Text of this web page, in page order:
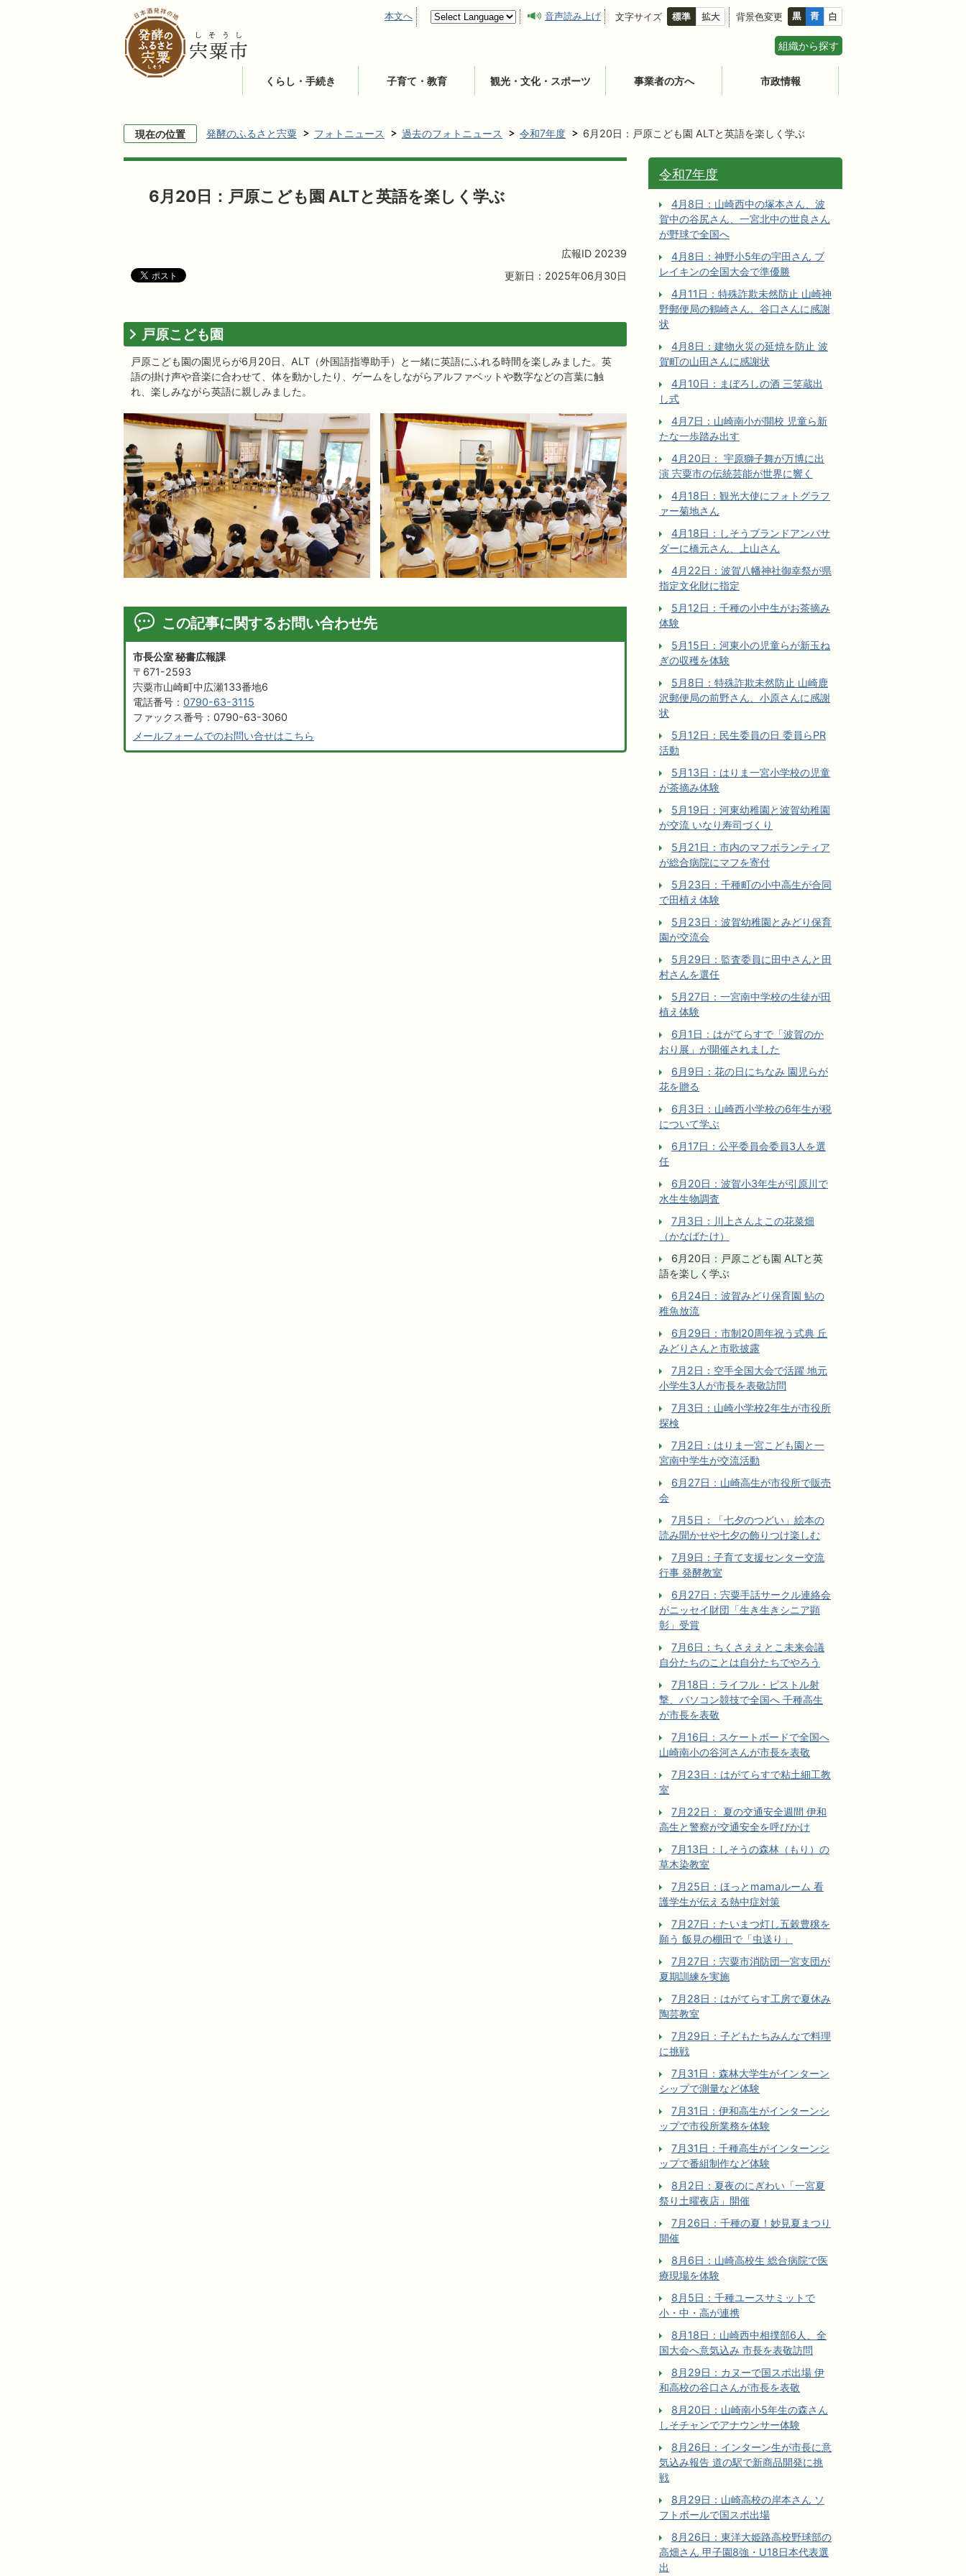
本文へ 音声読み上げ 文字サイズ 背景色変更
組織から探す
くらし・手続き 子育て・教育 観光・文化・スポーツ 事業者の方へ 市政情報
現在の位置 発酵のふるさと宍粟 フォトニュース 過去のフォトニュース 令和7年度 6月20日：戸原こども園 ALTと英語を楽しく学ぶ
6月20日：戸原こども園 ALTと英語を楽しく学ぶ
広報ID 20239
更新日：2025年06月30日
戸原こども園
戸原こども園の園児らが6月20日、ALT（外国語指導助手）と一緒に英語にふれる時間を楽しみました。英
語の掛け声や音楽に合わせて、体を動かしたり、ゲームをしながらアルファベットや数字などの言葉に触
れ、楽しみながら英語に親しみました。
この記事に関するお問い合わせ先
市長公室 秘書広報課
〒671-2593
宍粟市山崎町中広瀬133番地6
電話番号： 0790-63-3115
ファックス番号：0790-63-3060
メールフォームでのお問い合せはこちら
令和7年度
4月8日：山崎西中の塚本さん、波
賀中の谷尻さん、一宮北中の世良さん
が野球で全国へ
4月8日：神野小5年の宇田さん ブ
レイキンの全国大会で準優勝
4月11日：特殊詐欺未然防止 山崎神
野郵便局の鶴崎さん、谷口さんに感謝
状
4月8日：建物火災の延焼を防止 波
賀町の山田さんに感謝状
4月10日：まぼろしの酒 三笑蔵出
し式
4月7日：山崎南小が開校 児童ら新
たな一歩踏み出す
4月20日： 宇原獅子舞が万博に出
演 宍粟市の伝統芸能が世界に響く
4月18日：観光大使にフォトグラフ
ァー菊地さん
4月18日：しそうブランドアンバサ
ダーに橋元さん、上山さん
4月22日：波賀八幡神社御幸祭が県
指定文化財に指定
5月12日：千種の小中生がお茶摘み
体験
5月15日：河東小の児童らが新玉ね
ぎの収穫を体験
5月8日：特殊詐欺未然防止 山崎鹿
沢郵便局の前野さん、小原さんに感謝
状
5月12日：民生委員の日 委員らPR
活動
5月13日：はりま一宮小学校の児童
が茶摘み体験
5月19日：河東幼稚園と波賀幼稚園
が交流 いなり寿司づくり
5月21日：市内のマフボランティア
が総合病院にマフを寄付
5月23日：千種町の小中高生が合同
で田植え体験
5月23日：波賀幼稚園とみどり保育
園が交流会
5月29日：監査委員に田中さんと田
村さんを選任
5月27日：一宮南中学校の生徒が田
植え体験
6月1日：はがてらすで「波賀のか
おり展」が開催されました
6月9日：花の日にちなみ 園児らが
花を贈る
6月3日：山崎西小学校の6年生が税
について学ぶ
6月17日：公平委員会委員3人を選
任
6月20日：波賀小3年生が引原川で
水生生物調査
7月3日：川上さんよこの花菜畑
（かなばたけ）
6月20日：戸原こども園 ALTと英
語を楽しく学ぶ
6月24日：波賀みどり保育園 鮎の
稚魚放流
6月29日：市制20周年祝う式典 丘
みどりさんと市歌披露
7月2日：空手全国大会で活躍 地元
小学生3人が市長を表敬訪問
7月3日：山崎小学校2年生が市役所
探検
7月2日：はりま一宮こども園と一
宮南中学生が交流活動
6月27日：山崎高生が市役所で販売
会
7月5日：「七夕のつどい」絵本の
読み聞かせや七夕の飾りつけ楽しむ
7月9日：子育て支援センター交流
行事 発酵教室
6月27日：宍粟手話サークル連絡会
がニッセイ財団「生き生きシニア顕
彰」受賞
7月6日：ちくさええとこ未来会議
自分たちのことは自分たちでやろう
7月18日：ライフル・ピストル射
撃、パソコン競技で全国へ 千種高生
が市長を表敬
7月16日：スケートボードで全国へ
山崎南小の谷河さんが市長を表敬
7月23日：はがてらすで粘土細工教
室
7月22日： 夏の交通安全週間 伊和
高生と警察が交通安全を呼びかけ
7月13日：しそうの森林（もり）の
草木染教室
7月25日：ほっとmamaルーム 看
護学生が伝える熱中症対策
7月27日：たいまつ灯し五穀豊穣を
願う 飯見の棚田で「虫送り」
7月27日：宍粟市消防団一宮支団が
夏期訓練を実施
7月28日：はがてらす工房で夏休み
陶芸教室
7月29日：子どもたちみんなで料理
に挑戦
7月31日：森林大学生がインターン
シップで測量など体験
7月31日：伊和高生がインターンシ
ップで市役所業務を体験
7月31日：千種高生がインターンシ
ップで番組制作など体験
8月2日：夏夜のにぎわい「一宮夏
祭り土曜夜店」開催
7月26日：千種の夏！妙見夏まつり
開催
8月6日：山崎高校生 総合病院で医
療現場を体験
8月5日：千種ユースサミットで
小・中・高が連携
8月18日：山崎西中相撲部6人、全
国大会へ意気込み 市長を表敬訪問
8月29日：カヌーで国スポ出場 伊
和高校の谷口さんが市長を表敬
8月20日：山崎南小5年生の森さん
しそチャンでアナウンサー体験
8月26日：インターン生が市長に意
気込み報告 道の駅で新商品開発に挑
戦
8月29日：山崎高校の岸本さん ソ
フトボールで国スポ出場
8月26日：東洋大姫路高校野球部の
高畑さん 甲子園8強・U18日本代表選
出